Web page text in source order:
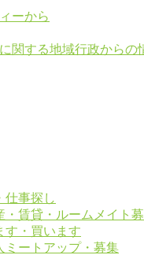
ーから
関する地域行政からの
仕事探し
・賃貸・ルームメイト
す・買います
ミートアップ・募集